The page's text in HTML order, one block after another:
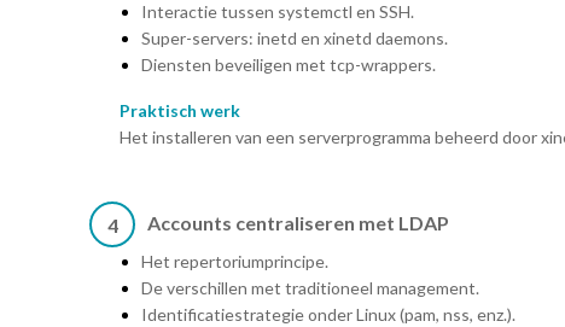
Interactie tussen systemctl en SSH.
Super-servers: inetd en xinetd daemons.
Diensten beveiligen met tcp-wrappers.
Praktisch werk
Het installeren van een serverprogramma beheerd door
4 Accounts centraliseren met LDAP
Het repertoriumprincipe.
De verschillen met traditioneel management.
Identificatiestrategie onder Linux (pam, nss, enz.).